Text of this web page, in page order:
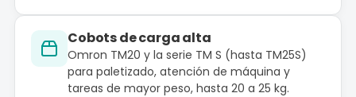
Cobots de carga alta
Omron TM20 y la serie TM S (hasta TM25S)
para paletizado, atención de máquina y
tareas de mayor peso, hasta 20 a 25 kg.